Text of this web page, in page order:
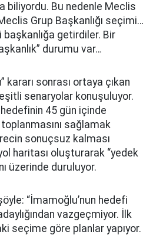
biliyordu. Bu nedenle Meclis
Grup Başkanlığı seçimi…
başkanlığa getirdiler. Bir
durumu var…
kararı sonrası ortaya çıkan
senaryolar konuşuluyor.
45 gün içinde
sağlamak
sonuçsuz kalması
haritası oluşturarak “yedek
üzerinde duruluyor.
“İmamoğlu’nun hedefi
vazgeçmiyor. İlk
seçime göre planlar yapıyor.